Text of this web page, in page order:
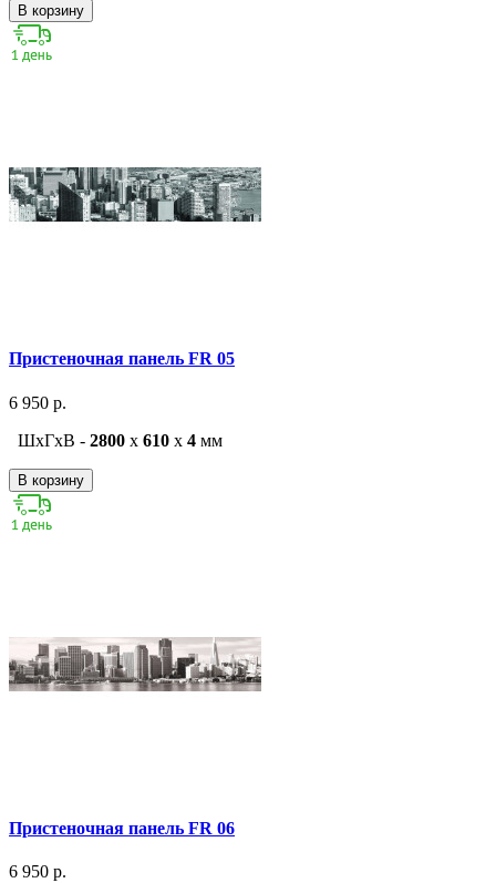
В корзину
Пристеночная панель FR 05
6 950 р.
ШxГxВ - 2800 x 610 x 4 мм
В корзину
Пристеночная панель FR 06
6 950 р.